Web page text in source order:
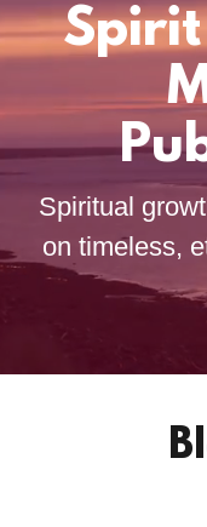
Spiritual
on timeless,